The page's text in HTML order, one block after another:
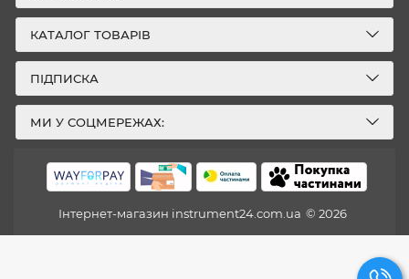
КАТАЛОГ ТОВАРІВ
ПІДПИСКА
МИ У СОЦМЕРЕЖАХ:
Інтернет-магазин instrument24.com.ua © 2026